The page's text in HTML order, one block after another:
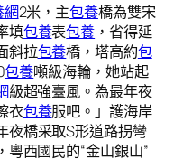
網2米，主包養橋為雙宋
填包養表包養 ，省得延
斜拉包養橋，塔高約包
包養噸級海輪，她站起
級超強臺風。為最年夜
衣包養服吧。」護海岸
夜橋采取S形道路拐彎
西國民的“金山銀山”